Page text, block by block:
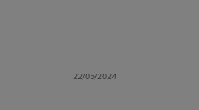
22/05/2024